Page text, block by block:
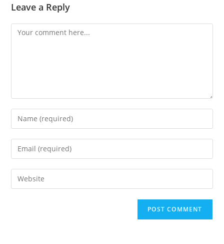
Leave a Reply
Comment
Enter
your
name
comment
Enter
your
email
address
Enter
your